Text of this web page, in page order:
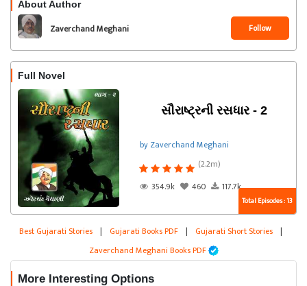
About Author
Zaverchand Meghani Follow
Full Novel
સૌરાષ્ટ્રની રસધાર - 2
by Zaverchand Meghani
(2.2m)
354.9k
460 117.7k
Total Episodes : 13
Best Gujarati Stories | Gujarati Books PDF | Gujarati Short Stories |
Zaverchand Meghani Books PDF
More Interesting Options